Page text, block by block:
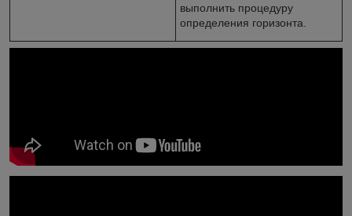
выполнить процедуру
определения горизонта.